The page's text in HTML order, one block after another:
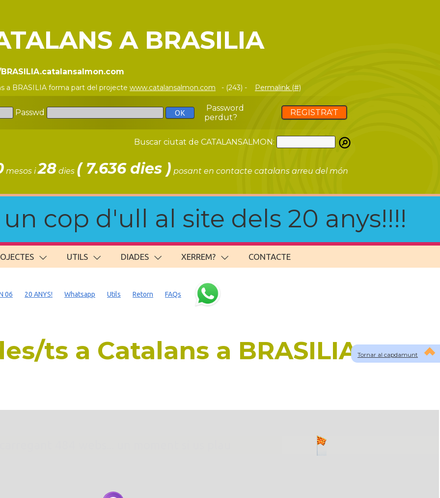
A BRASILIA
a BRASILIA forma part del projecte www.catalansalmon.com - (243) - Permalink (#)
Passwd
Password
perdut?
REGISTRA'T
Buscar ciutat de CATALANSALMON:
mesos i28 dies ( 7.636 dies ) posant en contacte catalans arreu del món
cop d'ull al site dels 20 anys!!!!
UTILS DIADES XERREM? CONTACTE
Tornar al capdamunt
06 20 ANYS! Whatsapp Utils Retorn FAQs
ts a Catalans a BRASILIA